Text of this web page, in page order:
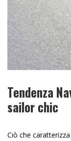
Tendenza
sailor chic
Ciò che